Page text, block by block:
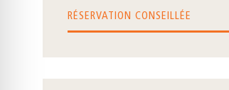
RÉSERVATION CONSEILLÉE